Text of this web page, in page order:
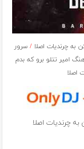
چرندیات اصلا /سرور
امیر تتلو برو که بدم
اصلا
چرندیات اصلا